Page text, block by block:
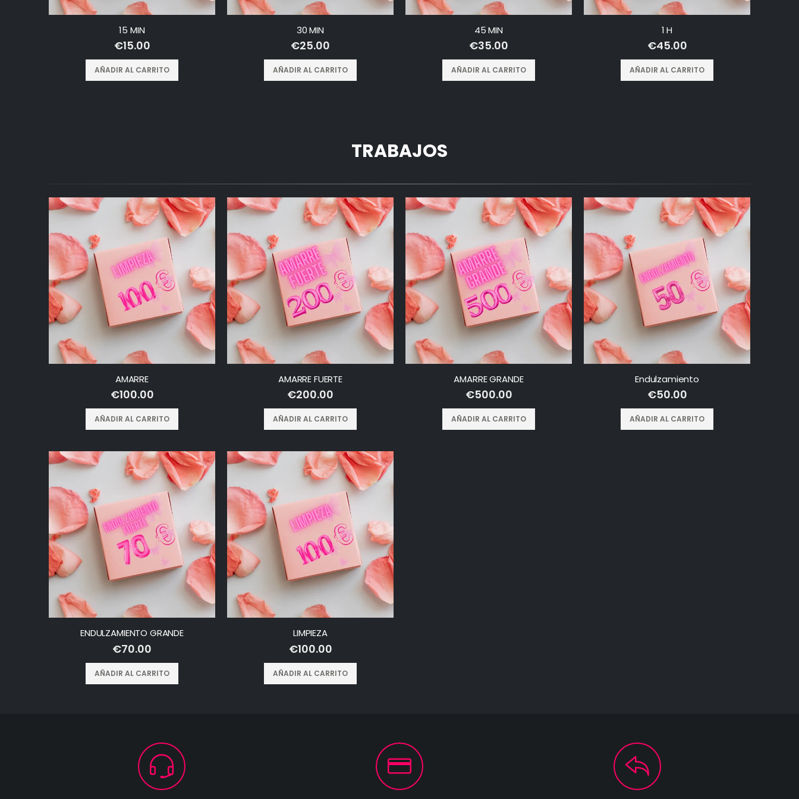
15 MIN
€15.00
AÑADIR AL CARRITO
30 MIN
€25.00
AÑADIR AL CARRITO
45 MIN
€35.00
AÑADIR AL CARRITO
1 H
€45.00
AÑADIR AL CARRITO
TRABAJOS
AMARRE
€100.00
AÑADIR AL CARRITO
AMARRE FUERTE
€200.00
AÑADIR AL CARRITO
AMARRE GRANDE
€500.00
AÑADIR AL CARRITO
Endulzamiento
€50.00
AÑADIR AL CARRITO
ENDULZAMIENTO GRANDE
€70.00
AÑADIR AL CARRITO
LIMPIEZA
€100.00
AÑADIR AL CARRITO